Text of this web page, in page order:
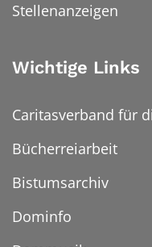
Stellenanzeigen
Wichtige Links
Caritasverband für
Bücherreiarbeit
Bistumsarchiv
Dominfo